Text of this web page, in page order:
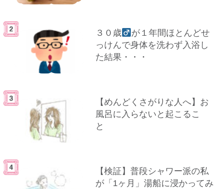
３０歳
が１年間ほとんどせ
っけんで身体を洗わず入浴し
た結果・・・
【めんどくさがりな人へ】お
風呂に入らないと起こるこ
と
【検証】普段シャワー派の私
が「1ヶ月」湯船に浸かってみ